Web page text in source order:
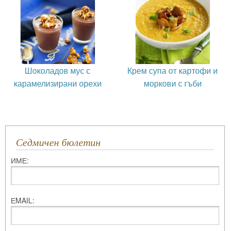
Шоколадов мус с
карамелизирани орехи
Крем супа от картофи и
моркови с гъби
Седмичен бюлетин
ИМЕ:
ЕMAIL: